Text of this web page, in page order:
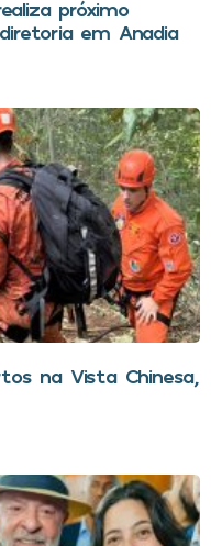
próximo
em Anadia
na Vista Chinesa,